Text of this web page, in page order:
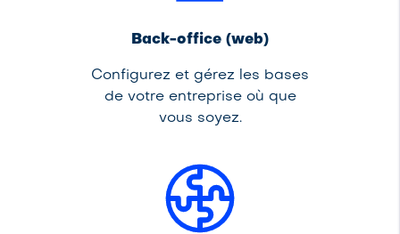
Back-office (web)
Configurez et gérez les bases
de votre entreprise où que
vous soyez.